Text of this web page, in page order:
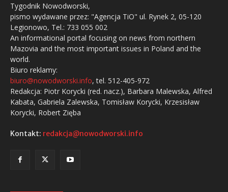
Tygodnik Nowodworski,
pismo wydawane przez: "Agencja TiO" ul. Rynek 2, 05-120
Legionowo, Tel.: 733 055 002
An informational portal focusing on news from northern
Mazovia and the most important issues in Poland and the
world.
Biuro reklamy:
biuro@nowodworski.info, tel. 512-405-972
Redakcja: Piotr Korycki (red. nacz.), Barbara Malewska, Alfred
Kabata, Gabriela Zalewska, Tomisław Korycki, Krzesisław
Korycki, Robert Zięba
Kontakt: redakcja@nowodworski.info